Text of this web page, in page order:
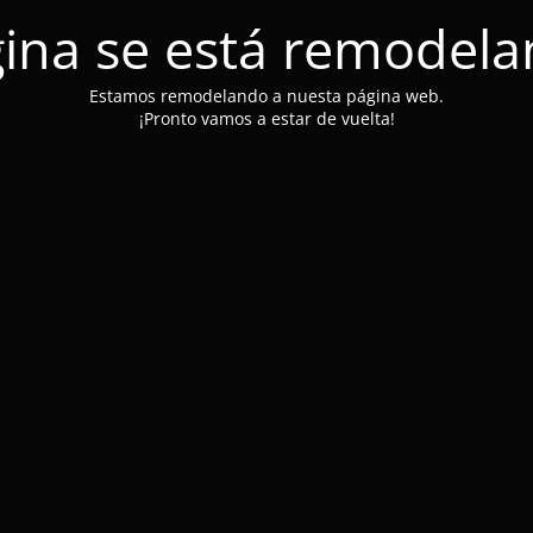
se está
Estamos remodelando a nuesta página web.
¡Pronto vamos a estar de vuelta!